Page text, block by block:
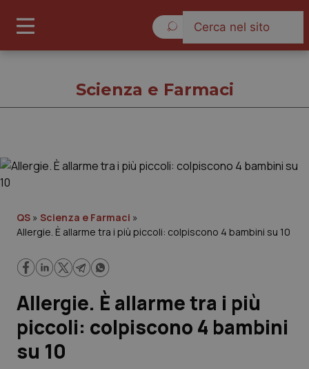
Governo e Parlamento
Regioni e Asl
Lavoro e Professioni
Scienza e Farmaci
Scienza e Farmaci
QS » Scienza e Farmaci »
Allergie. È allarme tra i più piccoli: colpiscono 4 bambini su 10
Allergie. È allarme tra i più
piccoli: colpiscono 4 bambini
su 10